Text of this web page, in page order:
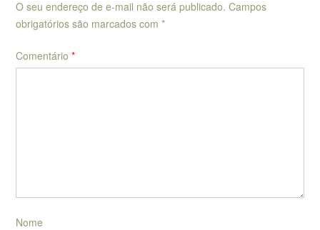
O seu endereço de e-mail não será publicado. Campos
obrigatórios são marcados com *
Comentário *
Nome